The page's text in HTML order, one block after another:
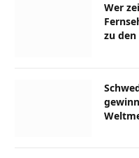
Wer
zu den